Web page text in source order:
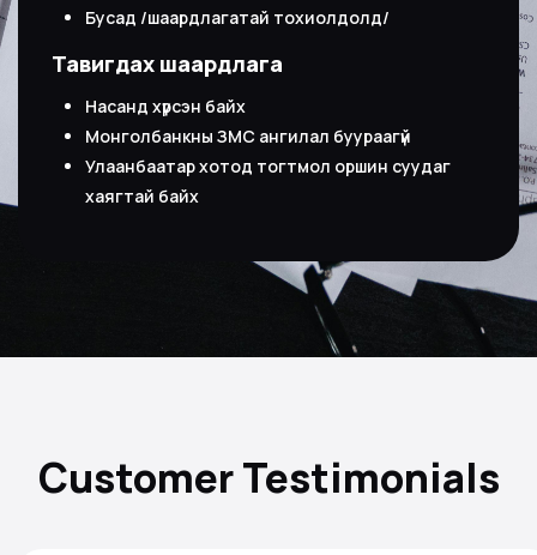
Бусад /шаардлагатай тохиолдолд/
Тавигдах шаардлага
Насанд хүрсэн байх
Монголбанкны ЗМС ангилал буураагүй
Улаанбаатар хотод тогтмол оршин суудаг
хаягтай байх
Customer Testimonials